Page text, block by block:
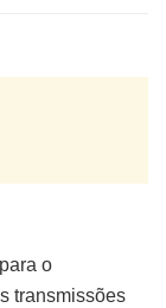
o
transmissões